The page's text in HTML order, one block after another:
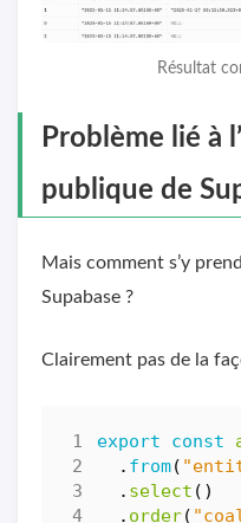
Résultat
Problème lié à
publique de
Mais comment s’y
Supabase ?
Clairement pas de la
export const
. from(
. select ()
. order(